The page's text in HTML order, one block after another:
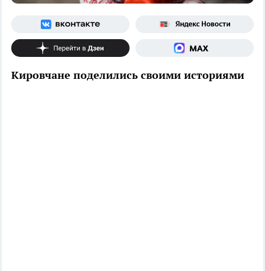
Кировчане поделились своими историями